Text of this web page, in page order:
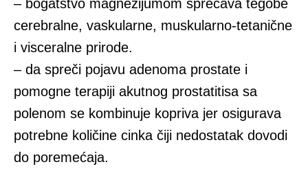
– bogatstvo magnezijumom sprečava tegobe
cerebralne, vaskularne, muskularno-tetanične
i visceralne prirode.
– da spreči pojavu adenoma prostate i
pomogne terapiji akutnog prostatitisa sa
polenom se kombinuje kopriva jer osigurava
potrebne količine cinka čiji nedostatak dovodi
do poremećaja.